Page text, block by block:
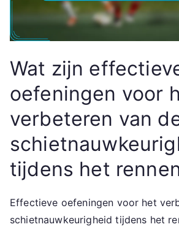
Wat zijn
oefeningen voor
verbeteren van
tijdens het
Effectieve oefeningen voor het
schietnauwkeurigheid tijdens het